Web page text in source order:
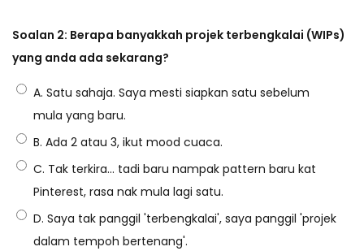
Soalan 2: Berapa banyakkah projek terbengkalai (WIPs)
yang anda ada sekarang?
A. Satu sahaja. Saya mesti siapkan satu sebelum
mula yang baru.
B. Ada 2 atau 3, ikut mood cuaca.
C. Tak terkira... tadi baru nampak pattern baru kat
Pinterest, rasa nak mula lagi satu.
D. Saya tak panggil 'terbengkalai', saya panggil 'projek
dalam tempoh bertenang'.